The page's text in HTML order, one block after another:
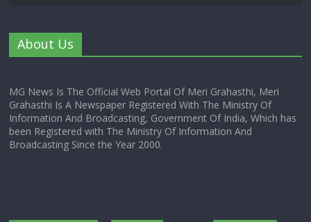
About Us
MG News Is The Official Web Portal Of Meri Grahasthi, Meri
Grahasthi Is A Newspaper Registered With The Ministry Of
Information And Broadcasting, Government Of India, Which has
been Registered with The Ministry Of Information And
Broadcasting Since the Year 2000.